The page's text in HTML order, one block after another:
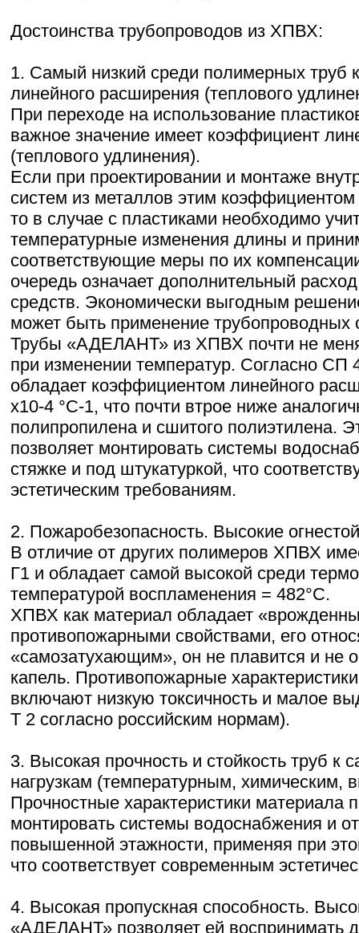
Достоинства трубопроводов из ХПВХ:
1. Самый низкий среди полимерных труб
линейного расширения (теплового
При переходе на использование
важное значение имеет коэффициент
(теплового удлинения).
Если при проектировании и монтаже
систем из металлов этим
то в случае с пластиками необходимо
температурные изменения длины и
соответствующие меры по их
очередь означает дополнительный
средств. Экономически выгодным
может быть применение
Трубы «АДЕЛАНТ» из ХПВХ почти не
при изменении температур. Согласно
обладает коэффициентом линейного
x10-4 °С-1, что почти втрое ниже
полипропилена и сшитого полиэтилена.
позволяет монтировать системы
стяжке и под штукатуркой, что
эстетическим требованиям.
2. Пожаробезопасность. Высокие
В отличие от других полимеров ХПВХ
Г1 и обладает самой высокой среди
температурой воспламенения = 482°С.
ХПВХ как материал обладает
противопожарными свойствами, его
«самозатухающим», он не плавится и не
капель. Противопожарные
включают низкую токсичность и малое
Т 2 согласно российским нормам).
3. Высокая прочность и стойкость труб к
нагрузкам (температурным, химическим,
Прочностные характеристики материала
монтировать системы водоснабжения и
повышенной этажности, применяя при
что соответствует современным
4. Высокая пропускная способность.
«АДЕЛАНТ» позволяет ей воспринимать